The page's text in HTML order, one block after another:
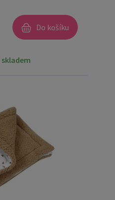
Do košíku
skladem